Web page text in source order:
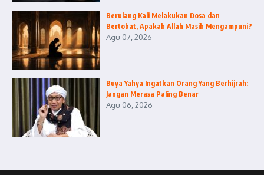
Berulang Kali Melakukan Dosa dan
Bertobat, Apakah Allah Masih Mengampuni?
Agu 07, 2026
Buya Yahya Ingatkan Orang Yang Berhijrah:
Jangan Merasa Paling Benar
Agu 06, 2026